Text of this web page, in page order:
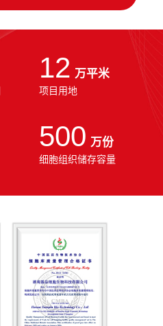
12 万平米
项目用地
500 万份
细胞组织储存容量